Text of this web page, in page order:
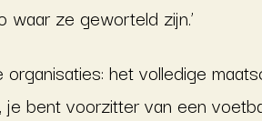
ze geworteld zijn.’
het volledige
je bent voorzitter van een